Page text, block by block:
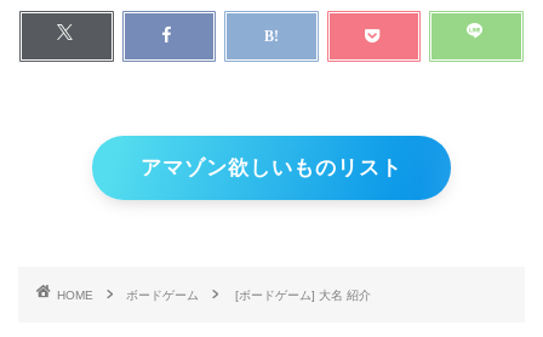
アマゾン欲しいものリスト
HOME ボードゲーム [ボードゲーム] 大名 紹介